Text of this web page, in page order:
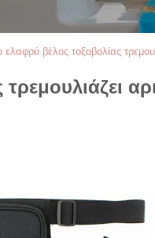
ελαφρύ βέλος τοξοβολίας